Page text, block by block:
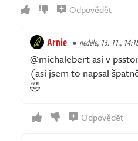
Odpovědět
Arnie neděle, 15. 11.,
@michalebert asi v
(asi jsem to napsal
🤣
Odpovědět